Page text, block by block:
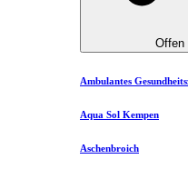
Offen
Ambulantes
Aqua Sol Kempen
Aschenbroich